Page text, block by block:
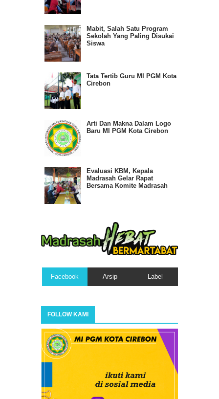
Mabit, Salah Satu Program
Sekolah Yang Paling Disukai
Siswa
Tata Tertib Guru MI PGM Kota
Cirebon
Arti Dan Makna Dalam Logo
Baru MI PGM Kota Cirebon
Evaluasi KBM, Kepala
Madrasah Gelar Rapat
Bersama Komite Madrasah
Facebook Arsip Label
FOLLOW KAMI